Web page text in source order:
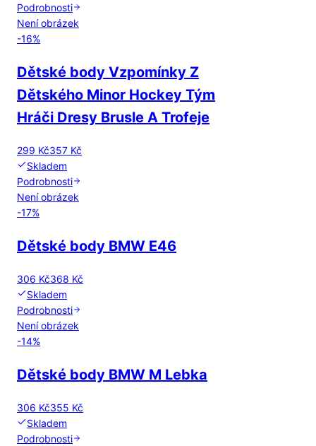
Podrobnosti
Není obrázek
-16%
Dětské body Vzpomínky Z
Dětského Minor Hockey Tým
Hráči Dresy Brusle A Trofeje
299 Kč357 Kč
Skladem
Podrobnosti
Není obrázek
-17%
Dětské body BMW E46
306 Kč368 Kč
Skladem
Podrobnosti
Není obrázek
-14%
Dětské body BMW M Lebka
306 Kč355 Kč
Skladem
Podrobnosti